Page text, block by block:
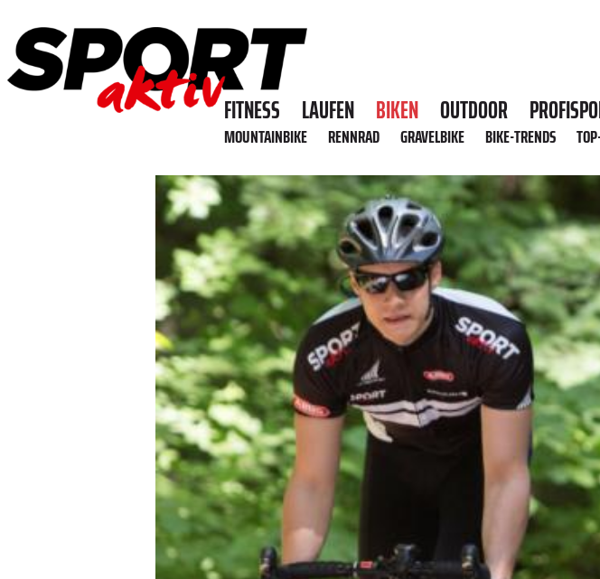
FITNESS LAUFEN BIKEN OUTDOOR
MOUNTAINBIKE RENNRAD GRAVELBIKE BIKE-TRENDS